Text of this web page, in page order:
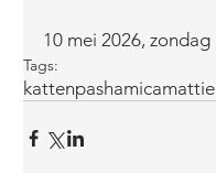
10 mei 2026, zondag
Tags:
kattenpashamicamattie